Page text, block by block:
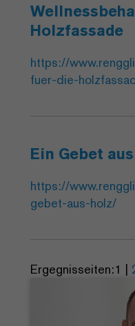
Holzfassade
https://
fuer-die-
Ein Gebet
https://
gebet-aus-holz/
Ergegnisseiten:1 |